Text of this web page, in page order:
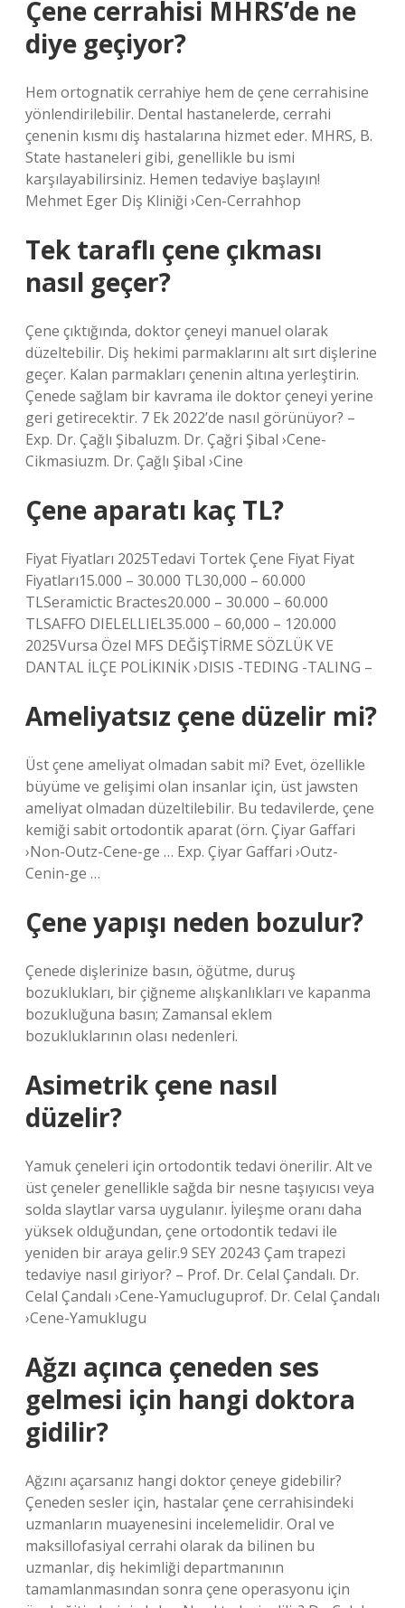
Çene cerrahisi MHRS’de ne
diye geçiyor?
Hem ortognatik cerrahiye hem de çene cerrahisine
yönlendirilebilir. Dental hastanelerde, cerrahi
çenenin kısmı diş hastalarına hizmet eder. MHRS, B.
State hastaneleri gibi, genellikle bu ismi
karşılayabilirsiniz. Hemen tedaviye başlayın!
Mehmet Eger Diş Kliniği ›Cen-Cerrahhop
Tek taraflı çene çıkması
nasıl geçer?
Çene çıktığında, doktor çeneyi manuel olarak
düzeltebilir. Diş hekimi parmaklarını alt sırt dişlerine
geçer. Kalan parmakları çenenin altına yerleştirin.
Çenede sağlam bir kavrama ile doktor çeneyi yerine
geri getirecektir. 7 Ek 2022’de nasıl görünüyor? –
Exp. Dr. Çağlı Şibaluzm. Dr. Çağri Şibal ›Cene-
Cikmasiuzm. Dr. Çağlı Şibal ›Cine
Çene aparatı kaç TL?
Fiyat Fiyatları 2025Tedavi Tortek Çene Fiyat Fiyat
Fiyatları15.000 – 30.000 TL30,000 – 60.000
TLSeramictic Bractes20.000 – 30.000 – 60.000
TLSAFFO DIELELLIEL35.000 – 60,000 – 120.000
2025Vursa Özel MFS DEĞİŞTİRME SÖZLÜK VE
DANTAL İLÇE POLİKINİK ›DISIS -TEDING -TALING –
Ameliyatsız çene düzelir mi?
Üst çene ameliyat olmadan sabit mi? Evet, özellikle
büyüme ve gelişimi olan insanlar için, üst jawsten
ameliyat olmadan düzeltilebilir. Bu tedavilerde, çene
kemiği sabit ortodontik aparat (örn. Çiyar Gaffari
›Non-Outz-Cene-ge … Exp. Çiyar Gaffari ›Outz-
Cenin-ge …
Çene yapışı neden bozulur?
Çenede dişlerinize basın, öğütme, duruş
bozuklukları, bir çiğneme alışkanlıkları ve kapanma
bozukluğuna basın; Zamansal eklem
bozukluklarının olası nedenleri.
Asimetrik çene nasıl
düzelir?
Yamuk çeneleri için ortodontik tedavi önerilir. Alt ve
üst çeneler genellikle sağda bir nesne taşıyıcısı veya
solda slaytlar varsa uygulanır. İyileşme oranı daha
yüksek olduğundan, çene ortodontik tedavi ile
yeniden bir araya gelir.9 SEY 20243 Çam trapezi
tedaviye nasıl giriyor? – Prof. Dr. Celal Çandalı. Dr.
Celal Çandalı ›Cene-Yamucluguprof. Dr. Celal Çandalı
›Cene-Yamuklugu
Ağzı açınca çeneden ses
gelmesi için hangi doktora
gidilir?
Ağzını açarsanız hangi doktor çeneye gidebilir?
Çeneden sesler için, hastalar çene cerrahisindeki
uzmanların muayenesini incelemelidir. Oral ve
maksillofasiyal cerrahi olarak da bilinen bu
uzmanlar, diş hekimliği departmanının
tamamlanmasından sonra çene operasyonu için